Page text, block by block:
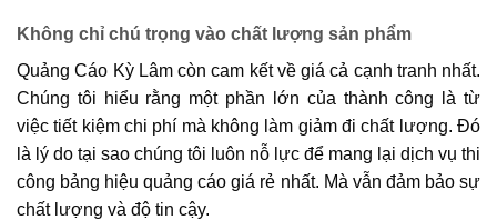
Không chỉ chú trọng vào chất lượng sản phẩm
Quảng Cáo Kỳ Lâm còn cam kết về giá cả cạnh tranh nhất.
Chúng tôi hiểu rằng một phần lớn của thành công là từ
việc tiết kiệm chi phí mà không làm giảm đi chất lượng. Đó
là lý do tại sao chúng tôi luôn nỗ lực để mang lại dịch vụ thi
công bảng hiệu quảng cáo giá rẻ nhất. Mà vẫn đảm bảo sự
chất lượng và độ tin cậy.